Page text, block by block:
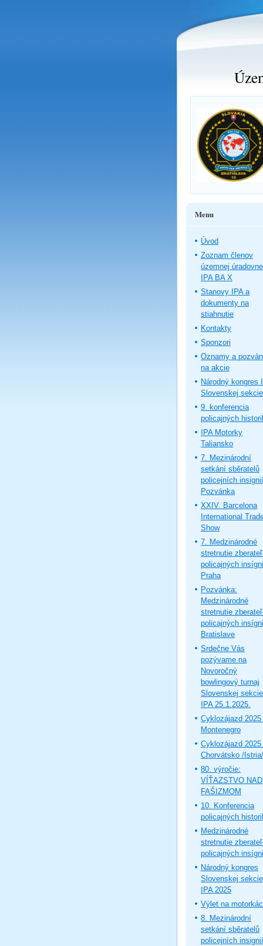
Menu
Úvod
Zoznam členov
územnej úradovne
IPA BA X
Stanovy IPA a
dokumenty na
stiahnutie
Kontakty
Sponzori
Oznamy a
na akcie
Národný kongres
Slovenskej sekcie
9. konferencia
policajných
IPA Motorky
Taliansko
7. Mezinárodní
setkání sběratelů
policejních
Pozvánka
XXIV. Barcelona
International
Show
7. Medzinárodné
stretnutie
policajných
Praha
Pozvánka:
Medzinárodné
stretnutie
policajných
Bratislave
Srdečne Vás
pozývame na
Novoročný
bowlingový turnaj
Slovenskej sekcie
IPA 25.1.2025.
Cyklozájazd 2025
Montenegro
Cyklozájazd 2025
Chorvátsko /Istria/
80. výročie:
VÍŤAZSTVO NAD
FAŠIZMOM
10. Konferencia
policajných
Medzinárodné
stretnutie
policajných
Národný kongres
Slovenskej sekcie
IPA 2025
Výlet na
8. Mezinárodní
setkání sběratelů
policejních